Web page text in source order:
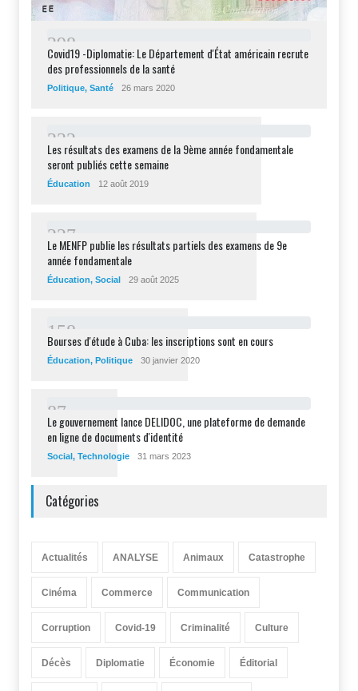
298
Covid19 -Diplomatie: Le Département d'État américain recrute
des professionnels de la santé
Politique, Santé 26 mars 2020
232
Les résultats des examens de la 9ème année fondamentale
seront publiés cette semaine
Éducation 12 août 2019
227
Le MENFP publie les résultats partiels des examens de 9e
année fondamentale
Éducation, Social 29 août 2025
1 58
Bourses d'étude à Cuba: les inscriptions sont en cours
Éducation, Politique 30 janvier 2020
87
Le gouvernement lance DELIDOC, une plateforme de demande
en ligne de documents d'identité
Social, Technologie 31 mars 2023
Catégories
Actualités ANALYSE Animaux Catastrophe
Cinéma Commerce Communication
Corruption Covid-19 Criminalité Culture
Décès Diplomatie Économie Éditorial